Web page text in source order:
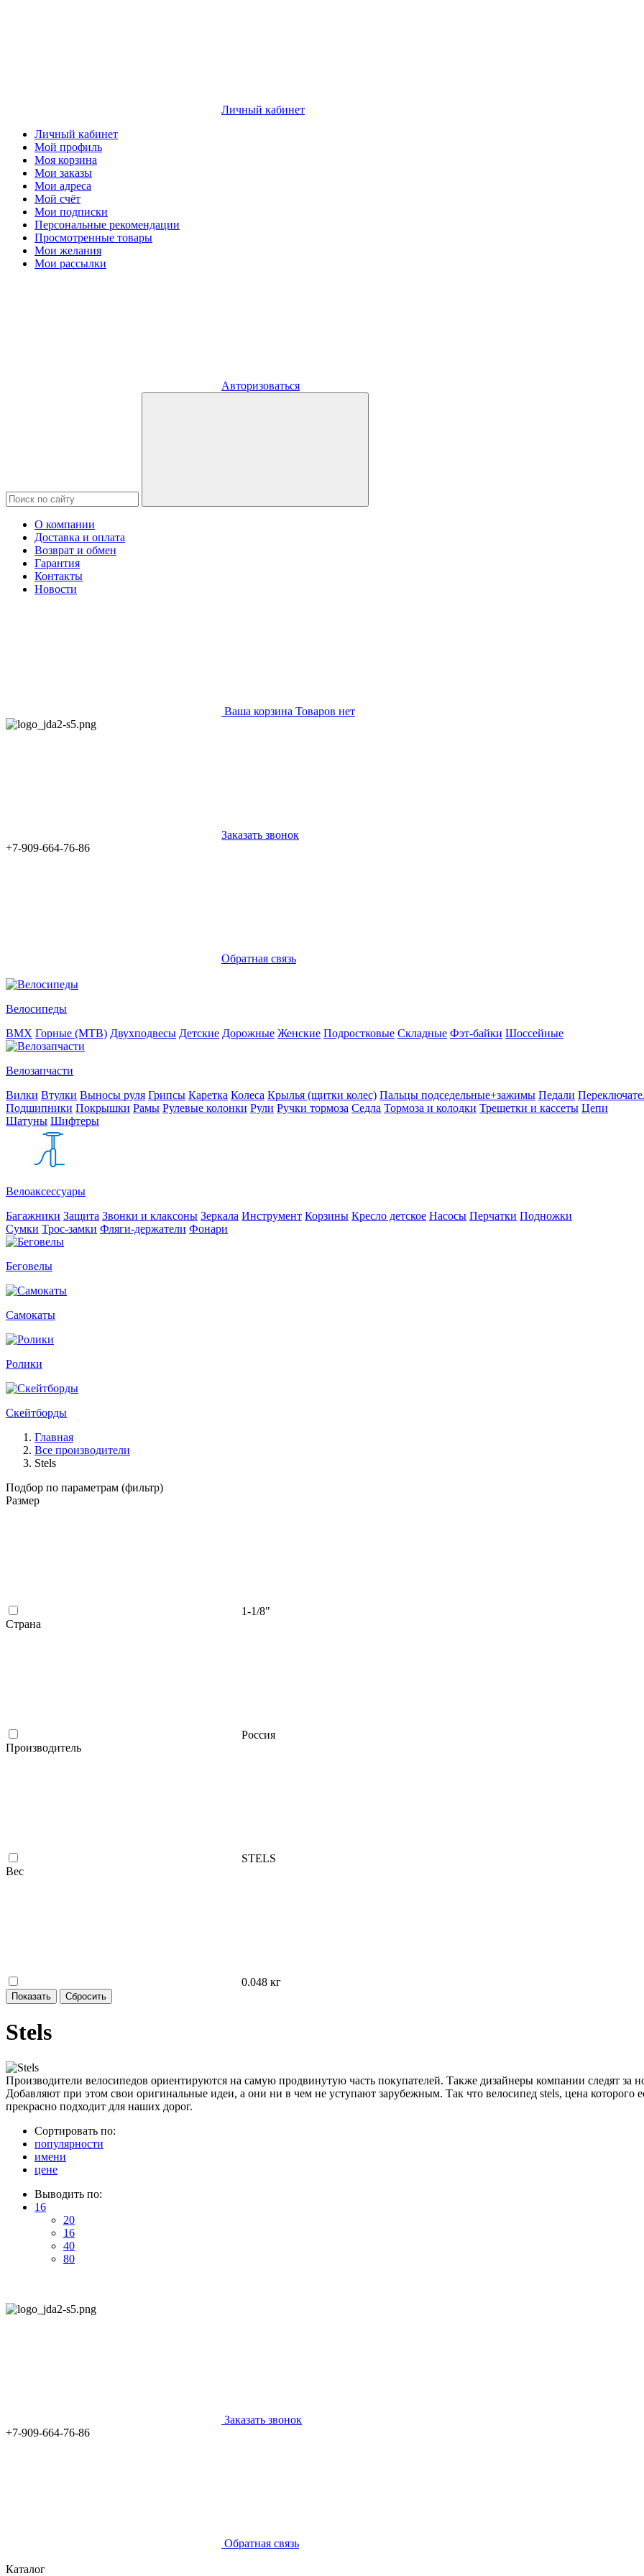
Личный кабинет
Личный кабинет
Мой профиль
Моя корзина
Мои заказы
Мои адреса
Мой счёт
Мои подписки
Персональные рекомендации
Просмотренные товары
Мои желания
Мои рассылки
Авторизоваться
О компании
Доставка и оплата
Возврат и обмен
Гарантия
Контакты
Новости
Ваша корзина Товаров нет
Заказать звонок
+7-909-664-76-86
Обратная связь
Велосипеды
BMX Горные (MTB) Двухподвесы Детские Дорожные Женские Подростковые Складные Фэт-байки Шоссейные
Велозапчасти
Вилки Втулки Выносы руля Грипсы Каретка Колеса Крылья (щитки колес) Пальцы подседельные+зажимы Педали
Подшипники Покрышки Рамы Рулевые колонки Рули Ручки тормоза Седла Тормоза и колодки Трещетки и кассеты Цепи
Шатуны Шифтеры
Велоаксессуары
Багажники Защита Звонки и клаксоны Зеркала Инструмент Корзины Кресло детское Насосы Перчатки Подножки
Сумки Трос-замки Фляги-держатели Фонари
Беговелы
Самокаты
Ролики
Скейтборды
Главная
Все производители
Stels
Подбор по параметрам (фильтр)
Размер
1-1/8"
Страна
Россия
Производитель
STELS
Вес
0.048 кг
Stels
Производители велосипедов ориентируются на самую продвинутую часть покупателей. Также дизайнеры компании следят за
Добавляют при этом свои оригинальные идеи, а они ни в чем не уступают зарубежным. Так что велосипед stels, цена которого
прекрасно подходит для наших дорог.
Сортировать по:
популярности
имени
цене
Выводить по:
16
20
16
40
80
Заказать звонок
+7-909-664-76-86
Обратная связь
Каталог